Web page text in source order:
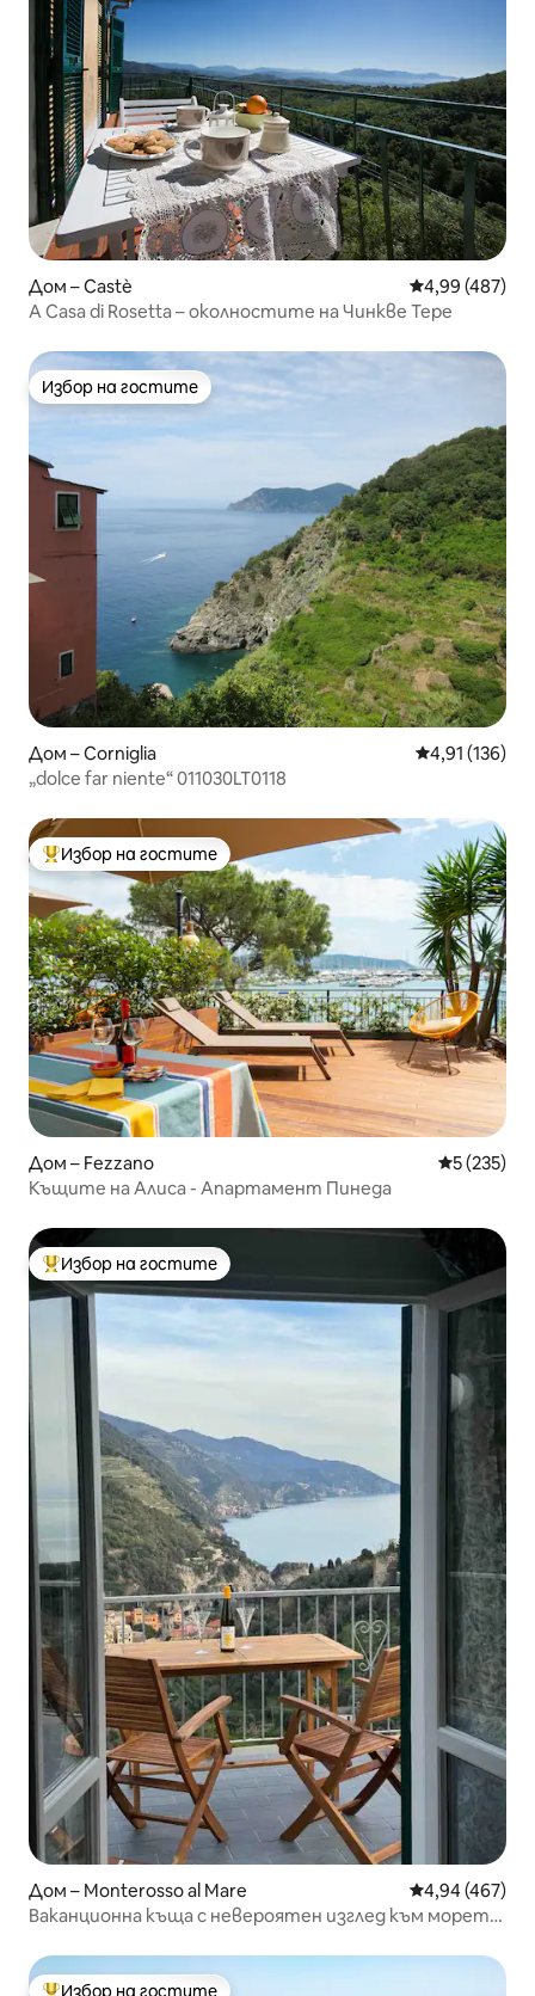
Дом – Castè Средна
4,99 (487)
A Casa di Rosetta – околностите на Чинкве Тере
Избор на гостите
Избор на гостите
Дом – Corniglia Средна
4,91 (136)
„dolce far niente“ 011030LT0118
Най-популярен избор на гостите
Избор на гостите
Дом – Fezzano Средна
5 (235)
Къщите на Алиса - Апартамент Пинеда
Най-популярен избор на гостите
Избор на гостите
Дом – Monterosso al Mare Средна
4,94 (467)
Ваканционна къща с невероятен изглед към морето
Избор на гостите